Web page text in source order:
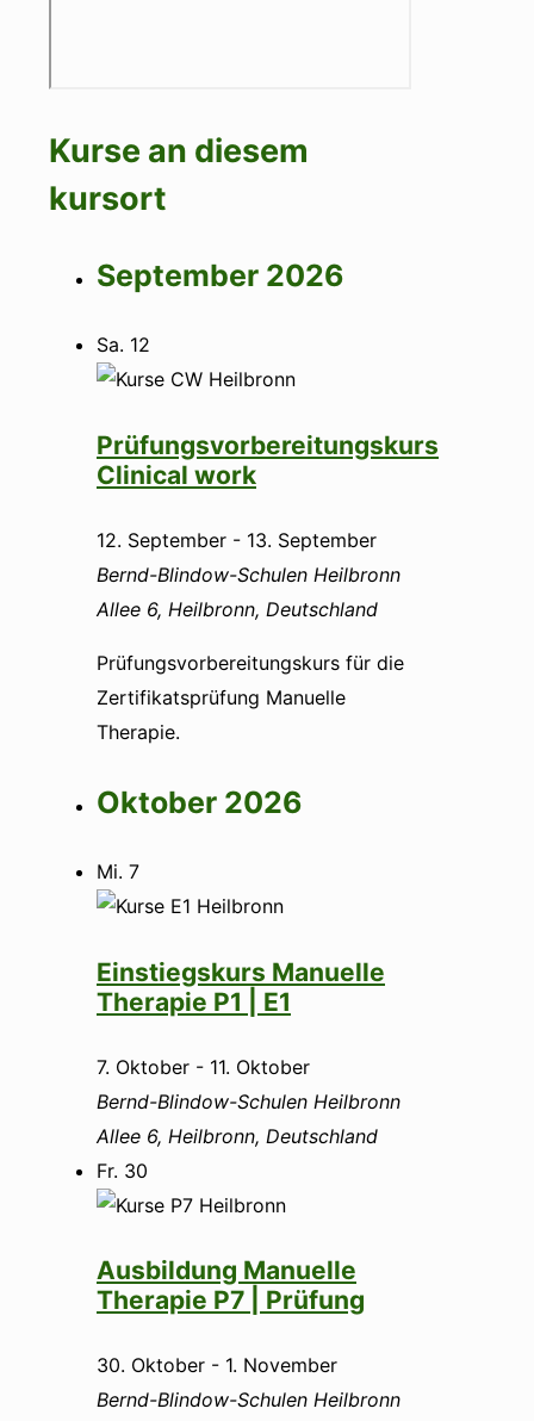
Kurse an diesem
kursort
September 2026
Sa. 12
Prüfungsvorbereitungskurs
Clinical work
12. September - 13. September
Bernd-Blindow-Schulen Heilbronn
Allee 6, Heilbronn, Deutschland
Prüfungsvorbereitungskurs für die
Zertifikatsprüfung Manuelle
Therapie.
Oktober 2026
Mi. 7
Einstiegskurs Manuelle
Therapie P1 | E1
7. Oktober - 11. Oktober
Bernd-Blindow-Schulen Heilbronn
Allee 6, Heilbronn, Deutschland
Fr. 30
Ausbildung Manuelle
Therapie P7 | Prüfung
30. Oktober - 1. November
Bernd-Blindow-Schulen Heilbronn